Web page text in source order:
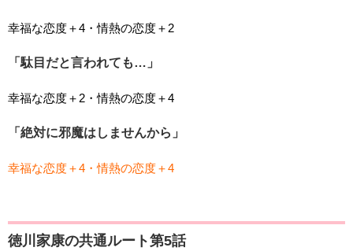
幸福な恋度＋4・情熱の恋度＋2
「駄目だと言われても…」
幸福な恋度＋2・情熱の恋度＋4
「絶対に邪魔はしませんから」
幸福な恋度＋4・情熱の恋度＋4
徳川家康の共通ルート第5話